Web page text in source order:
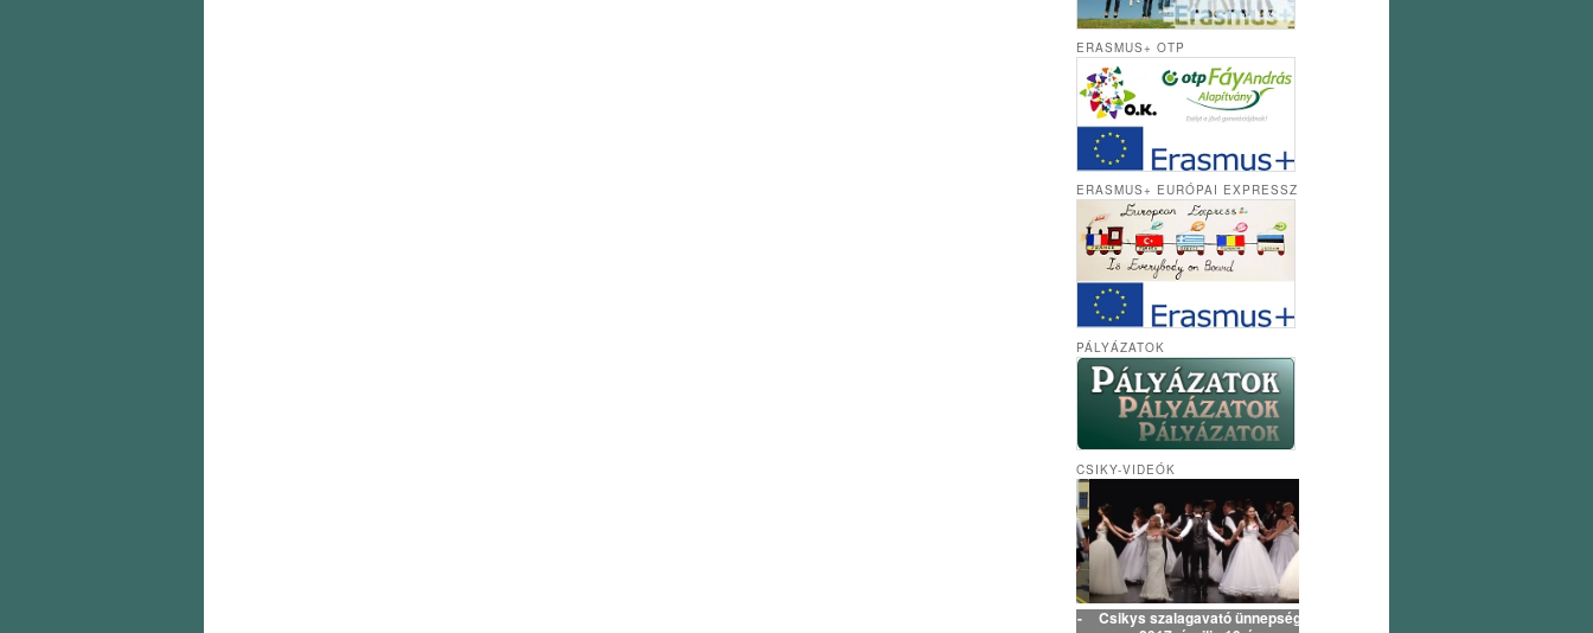
ERASMUS+ OTP
ERASMUS+ EURÓPAI EXPRESSZ
PÁLYÁZATOK
CSIKY-VIDEÓK
Csikys szalagavató ünnepség